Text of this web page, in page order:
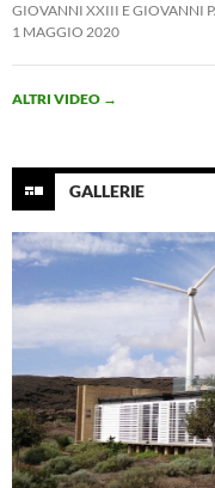
GIOVANNI XXIII E GIOVANNI
1 MAGGIO 2020
ALTRI VIDEO →
GALLERIE